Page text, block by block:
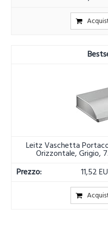
Leitz Vaschetta
Orizzontale, Grigio,
11,52